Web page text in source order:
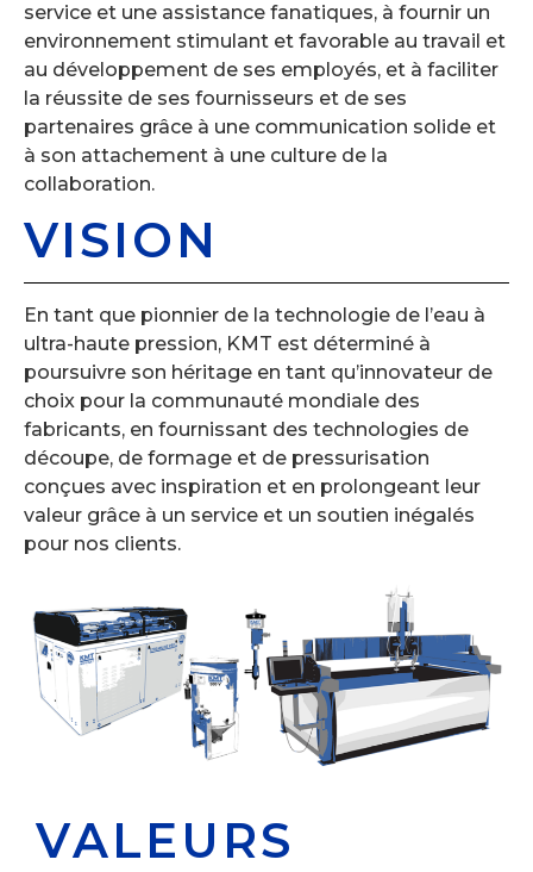
service et une assistance fanatiques, à fournir un
environnement stimulant et favorable au travail et
au développement de ses employés, et à faciliter
la réussite de ses fournisseurs et de ses
partenaires grâce à une communication solide et
à son attachement à une culture de la
collaboration.
VISION
En tant que pionnier de la technologie de l’eau à
ultra-haute pression, KMT est déterminé à
poursuivre son héritage en tant qu’innovateur de
choix pour la communauté mondiale des
fabricants, en fournissant des technologies de
découpe, de formage et de pressurisation
conçues avec inspiration et en prolongeant leur
valeur grâce à un service et un soutien inégalés
pour nos clients.
VALEURS